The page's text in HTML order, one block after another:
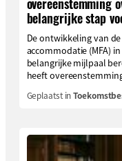
overeenstemming
belangrijke stap
De ontwikkeling van
accommodatie (MFA)
belangrijke mijlpaal
heeft
Geplaatst in